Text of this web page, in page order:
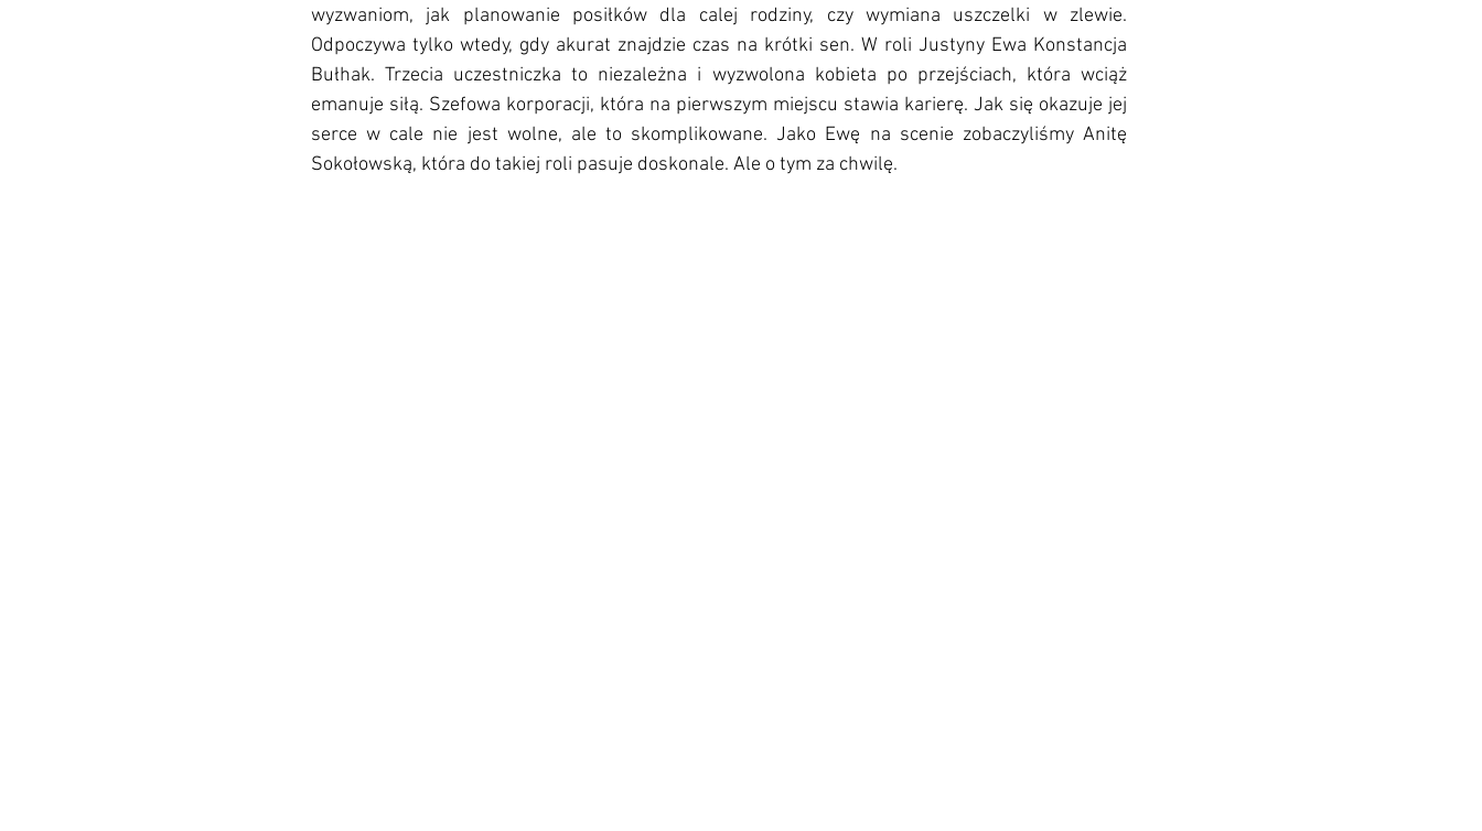
wyzwaniom, jak planowanie posiłków dla calej rodziny, czy wymiana uszczelki w zlewie.
Odpoczywa tylko wtedy, gdy akurat znajdzie czas na krótki sen. W roli Justyny Ewa Konstancja
Bułhak. Trzecia uczestniczka to niezależna i wyzwolona kobieta po przejściach, która wciąż
emanuje siłą. Szefowa korporacji, która na pierwszym miejscu stawia karierę. Jak się okazuje jej
serce w cale nie jest wolne, ale to skomplikowane. Jako Ewę na scenie zobaczyliśmy Anitę
Sokołowską, która do takiej roli pasuje doskonale. Ale o tym za chwilę.